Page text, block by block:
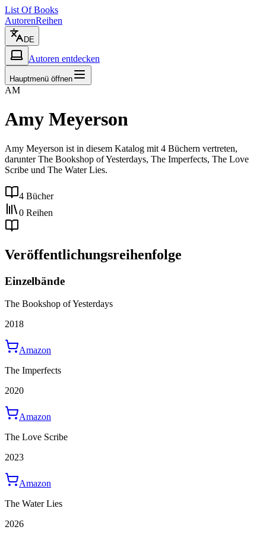
List Of Books
AutorenReihen
DE
Autoren entdecken
Hauptmenü öffnen
AM
Amy Meyerson
Amy Meyerson ist in diesem Katalog mit 4 Büchern vertreten,
darunter The Bookshop of Yesterdays, The Imperfects, The Love
Scribe und The Water Lies.
4 Bücher
0 Reihen
Veröffentlichungsreihenfolge
Einzelbände
The Bookshop of Yesterdays
2018
Amazon
The Imperfects
2020
Amazon
The Love Scribe
2023
Amazon
The Water Lies
2026